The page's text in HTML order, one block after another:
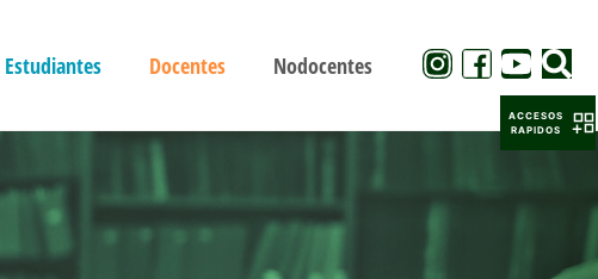
Estudiantes Docentes Nodocentes
ACCESOS
RAPIDOS